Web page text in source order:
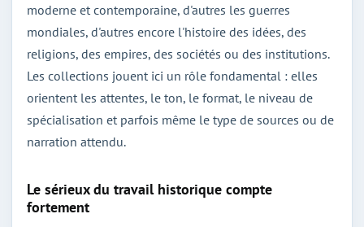
moderne et contemporaine, d'autres les guerres
mondiales, d'autres encore l'histoire des idées, des
religions, des empires, des sociétés ou des institutions.
Les collections jouent ici un rôle fondamental : elles
orientent les attentes, le ton, le format, le niveau de
spécialisation et parfois même le type de sources ou de
narration attendu.
Le sérieux du travail historique compte
fortement